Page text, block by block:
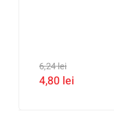
6,24lei
4,80 lei